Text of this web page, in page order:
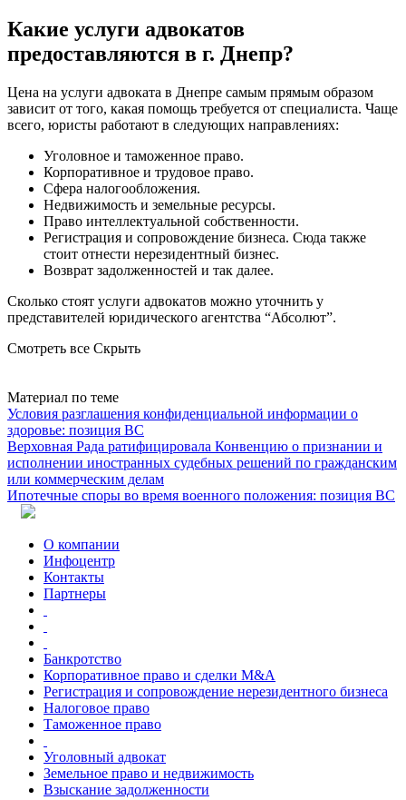
Какие услуги адвокатов
предоставляются в г. Днепр?
Цена на услуги адвоката в Днепре самым прямым образом
зависит от того, какая помощь требуется от специалиста. Чаще
всего, юристы работают в следующих направлениях:
Уголовное и таможенное право.
Корпоративное и трудовое право.
Сфера налогообложения.
Недвижимость и земельные ресурсы.
Право интеллектуальной собственности.
Регистрация и сопровождение бизнеса. Сюда также
стоит отнести нерезидентный бизнес.
Возврат задолженностей и так далее.
Сколько стоят услуги адвокатов можно уточнить у
представителей юридического агентства “Абсолют”.
Смотреть все Скрыть
Материал по теме
Условия разглашения конфиденциальной информации о
здоровье: позиция ВС
Верховная Рада ратифицировала Конвенцию о признании и
исполнении иностранных судебных решений по гражданским
или коммерческим делам
Ипотечные споры во время военного положения: позиция ВС
О компании
Инфоцентр
Контакты
Партнеры
Банкротство
Корпоративное право и сделки M&A
Регистрация и сопровождение нерезидентного бизнеса
Налоговое право
Таможенное право
Уголовный адвокат
Земельное право и недвижимость
Взыскание задолженности